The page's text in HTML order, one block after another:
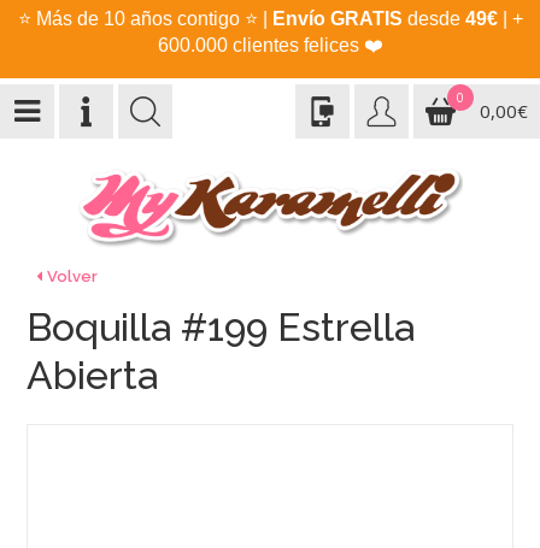
⭐ Más de 10 años contigo ⭐ Envío GRATIS desde 49€| +
600.000 clientes felices ❤️
0
0,00€
Volver
Boquilla #199 Estrella
Abierta